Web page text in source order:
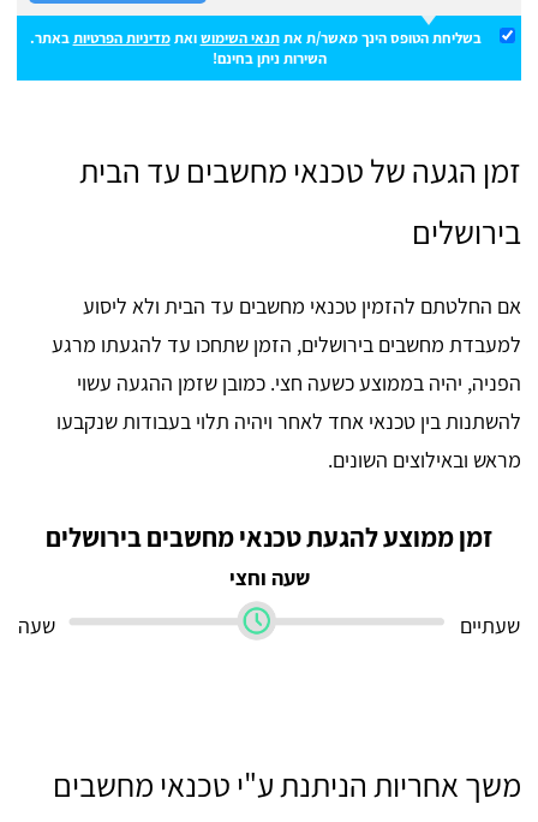
בשליחת הטופס הינך מאשר/ת אתתנאי השימושואתמדיניות הפרטיותבאתר.
השירות ניתן בחינם!
זמן הגעה של טכנאי מחשבים עד הבית
בירושלים
אם החלטתם להזמין טכנאי מחשבים עד הבית ולא ליסוע
למעבדת מחשבים בירושלים, הזמן שתחכו עד להגעתו מרגע
הפניה, יהיה בממוצע כשעה חצי. כמובן שזמן ההגעה עשוי
להשתנות בין טכנאי אחד לאחר ויהיה תלוי בעבודות שנקבעו
מראש ובאילוצים השונים.
זמן ממוצע להגעת טכנאי מחשבים בירושלים
שעה וחצי
שעתיים
שעה
משך אחריות הניתנת ע"י טכנאי מחשבים